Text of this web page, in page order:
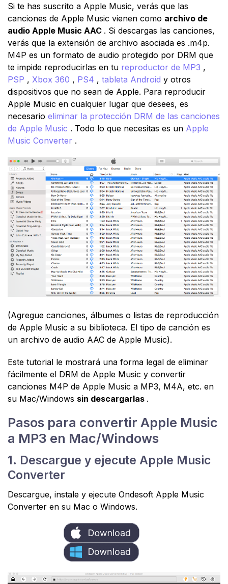
Si te has suscrito a Apple Music, verás que las
canciones de Apple Music vienen como archivo de
audio Apple Music AAC . Si descargas las canciones,
verás que la extensión de archivo asociada es .m4p.
M4P es un formato de audio protegido por DRM que
te impide reproducirlas en tu reproductor de MP3 ,
PSP , Xbox 360 , PS4 , tableta Android y otros
dispositivos que no sean de Apple. Para reproducir
Apple Music en cualquier lugar que desees, es
necesario eliminar la protección DRM de las canciones
de Apple Music . Todo lo que necesitas es un Apple
Music Converter .
(Agregue canciones, álbumes o listas de reproducción
de Apple Music a su biblioteca. El tipo de canción es
un archivo de audio AAC de Apple Music).
Este tutorial le mostrará una forma legal de eliminar
fácilmente el DRM de Apple Music y convertir
canciones M4P de Apple Music a MP3, M4A, etc. en
su Mac/Windows sin descargarlas .
Pasos para convertir Apple Music
a MP3 en Mac/Windows
1. Descargue y ejecute Apple Music
Converter
Descargue, instale y ejecute Ondesoft Apple Music
Converter en su Mac o Windows.